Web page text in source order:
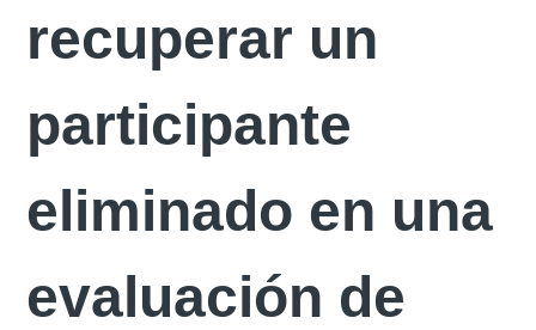
recuperar un
participante
eliminado en una
evaluación de